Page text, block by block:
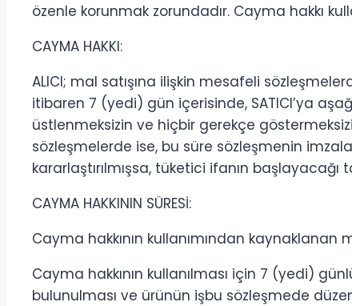
özenle korunmak zorundadır. Cayma hakkı
CAYMA HAKKI:
ALICI; mal satışına ilişkin mesafeli
itibaren 7 (yedi) gün içerisinde, SATICI’ya
üstlenmeksizin ve hiçbir gerekçe
sözleşmelerde ise, bu süre sözleşmenin
kararlaştırılmışsa, tüketici ifanın
CAYMA HAKKININ SÜRESİ:
Cayma hakkının kullanımından kaynaklanan
Cayma hakkının kullanılması için 7 (yedi)
bulunulması ve ürünün işbu sözleşmede